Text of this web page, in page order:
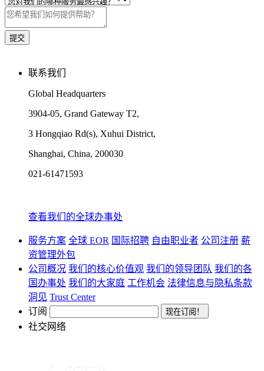
联系我们
Global Headquarters
3904-05, Grand Gateway T2,
3 Hongqiao Rd(s), Xuhui District,
Shanghai, China, 200030
021-61471593
查看我们的全球办事处
服务方案 全球 EOR 国际招聘 自由职业者 公司注册 薪
资管理外包
公司概况 我们的核心价值观 我们的领导团队 我们的各
国办事处 我们的大家庭 工作机会 法律信息与隐私条款
洞见 Trust Center
订阅
社交网络